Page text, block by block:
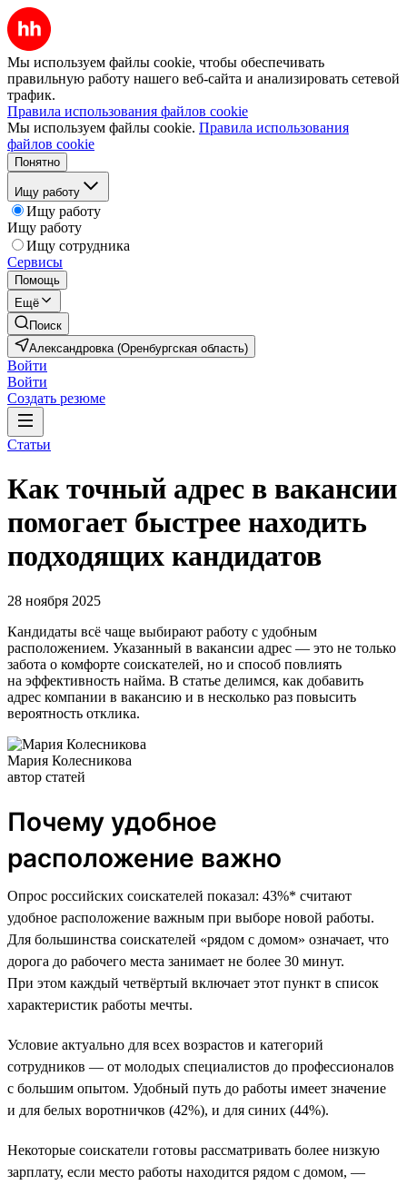
Мы используем файлы cookie, чтобы обеспечивать
правильную работу нашего веб-сайта и анализировать сетевой
трафик.
Правила использования файлов cookie
Мы используем файлы cookie. Правила использования
файлов cookie
Понятно
Ищу работу
Ищу работу
Ищу работу
Ищу сотрудника
Сервисы
Помощь
Ещё
Поиск
Александровка (Оренбургская область)
Войти
Войти
Создать резюме
Статьи
Как точный адрес в вакансии
помогает быстрее находить
подходящих кандидатов
28 ноября 2025
Кандидаты всё чаще выбирают работу с удобным
расположением. Указанный в вакансии адрес — это не только
забота о комфорте соискателей, но и способ повлиять
на эффективность найма. В статье делимся, как добавить
адрес компании в вакансию и в несколько раз повысить
вероятность отклика.
Мария Колесникова
автор статей
Почему удобное
расположение важно
Опрос российских соискателей показал: 43%* считают
удобное расположение важным при выборе новой работы.
Для большинства соискателей «рядом с домом» означает, что
дорога до рабочего места занимает не более 30 минут.
При этом каждый четвёртый включает этот пункт в список
характеристик работы мечты.
Условие актуально для всех возрастов и категорий
сотрудников — от молодых специалистов до профессионалов
с большим опытом. Удобный путь до работы имеет значение
и для белых воротничков (42%), и для синих (44%).
Некоторые соискатели готовы рассматривать более низкую
зарплату, если место работы находится рядом с домом, —